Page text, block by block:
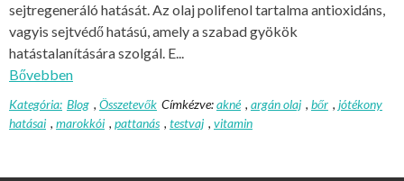
sejtregeneráló hatását. Az olaj polifenol tartalma antioxidáns,
vagyis sejtvédő hatású, amely a szabad gyökök
hatástalanítására szolgál. E...
Bővebben
Kategória: Blog , Összetevők Címkézve:akné , argán olaj , bőr , jótékony
hatásai , marokkói , pattanás , testvaj , vitamin